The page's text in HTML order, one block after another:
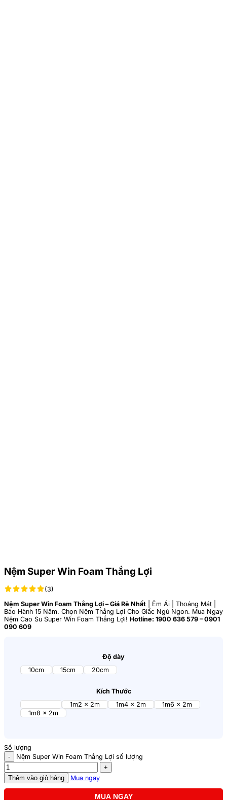
Nệm Super Win Foam Thắng Lợi
(3)
Nệm Super Win Foam Thắng Lợi – Giá Rẻ Nhất | Êm Ái | Thoáng Mát |
Bảo Hành 15 Năm. Chọn Nệm Thắng Lợi Cho Giấc Ngủ Ngon. Mua Ngay
Nệm Cao Su Super Win Foam Thắng Lợi! Hotline: 1900 636 579 – 0901
090 609
Độ dày
10cm
15cm 20cm
Kích Thước
1m2 x 2m 1m4 x 2m
1m6 x 2m
1m8 x 2m
Số lượng
Nệm Super Win Foam Thắng Lợi số lượng
Thêm vào giỏ hàng Mua ngay
MUA NGAY